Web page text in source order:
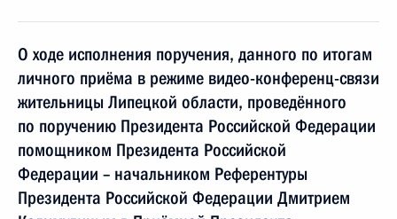
О ходе исполнения поручения, данного по итогам
личного приёма в режиме видео-конференц-связи
жительницы Липецкой области, проведённого
по поручению Президента Российской Федерации
помощником Президента Российской
Федерации – начальником Референтуры
Президента Российской Федерации Дмитрием